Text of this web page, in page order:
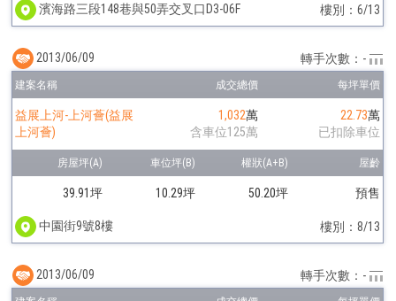
濱海路三段148巷與50弄交叉口D3-06F 樓別：6/13
益展上河-上河薈(益展
上河薈)
1,032萬
含車位125萬
22.73萬
已扣除車位
39.91坪 10.29坪 50.20坪 預售
中園街9號8樓 樓別：8/13
2013/06/09 轉手次數：-
2013/06/09 轉手次數：-